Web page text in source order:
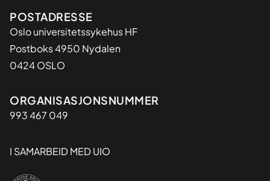
Adresse
POSTADRESSE
Oslo universitetssykehus HF
Postboks 4950 Nydalen
0424 OSLO
Organisasjon
ORGANISASJONSNUMMER
993 467 049
I SAMARBEID MED UIO